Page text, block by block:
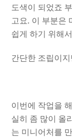
도색이 되었죠
고요. 이 부분은
쉽게 하기 위해
간단한 조립이
이번에 작업을
실히 좀 많이 올
는 미니어처를